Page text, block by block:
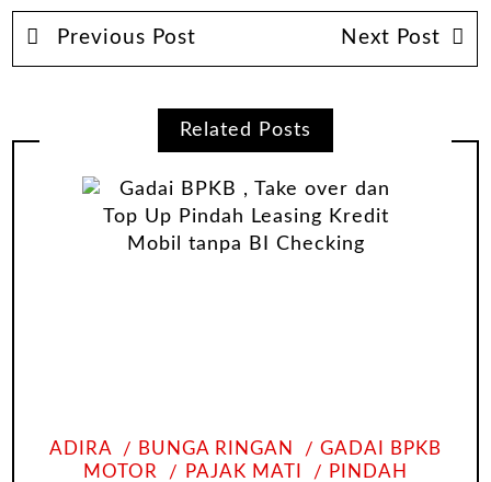
Previous Post Next Post
Related Posts
ADIRA BUNGA RINGAN
GADAI BPKB
MOTOR
PAJAK MATI
PINDAH